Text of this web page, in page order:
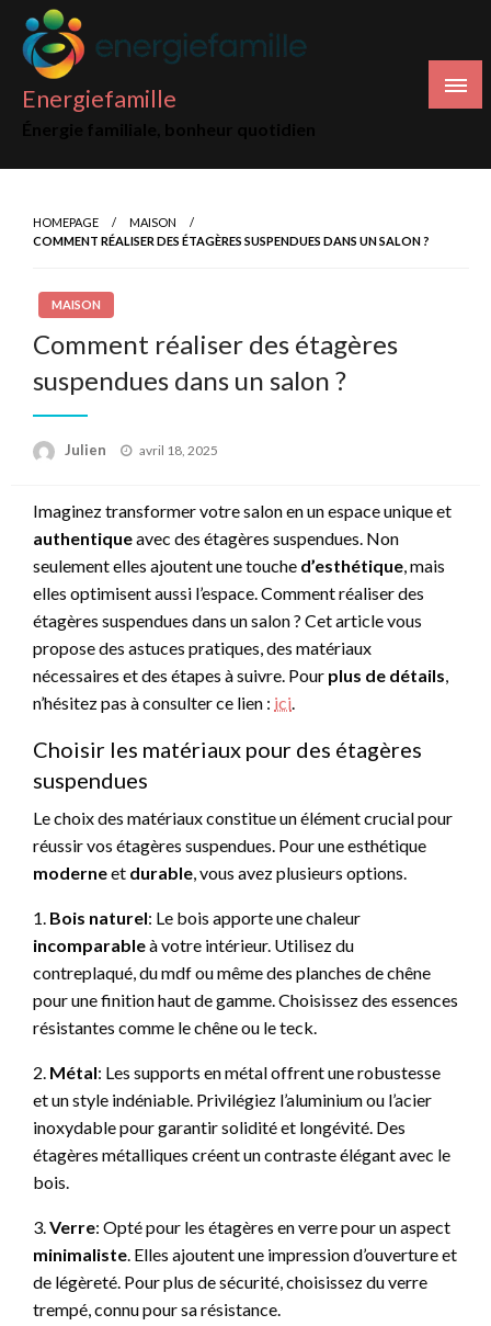
Skip
content
Energiefamille
HOMEPAGE
MAISON
COMMENT RÉALISER DES ÉTAGÈRES SUSPENDUES DANS UN SALON ?
MAISON
Comment réaliser des étagères
suspendues dans un salon ?
Julien
Posted
avril 18, 2025
Imaginez transformer votre salon en un espace unique et
authentiqueavec des étagères suspendues. Non
seulement elles ajoutent une touche d’esthétique , mais
elles optimisent aussi l’espace. Comment réaliser des
étagères suspendues dans un salon ? Cet article vous
propose des astuces pratiques, des matériaux
nécessaires et des étapes à suivre. Pour plus de détails
n’hésitez pas à consulter ce lien : ici
Choisir les matériaux pour des étagères
suspendues
Le choix des matériaux constitue un élément crucial pour
réussir vos étagères suspendues. Pour une esthétique
moderneet durable , vous avez plusieurs options.
1. Bois naturel: Le bois apporte une chaleur
incomparableà votre intérieur. Utilisez du
contreplaqué, du mdf ou même des planches de chêne
pour une finition haut de gamme. Choisissez des essences
résistantes comme le chêne ou le teck.
2. Métal: Les supports en métal offrent une robustesse
et un style indéniable. Privilégiez l’aluminium ou l’acier
inoxydable pour garantir solidité et longévité. Des
étagères métalliques créent un contraste élégant avec le
bois.
3. Verre: Opté pour les étagères en verre pour un aspect
minimaliste . Elles ajoutent une impression d’ouverture et
de légèreté. Pour plus de sécurité, choisissez du verre
trempé, connu pour sa résistance.